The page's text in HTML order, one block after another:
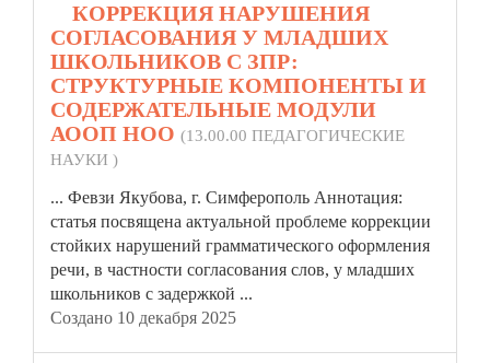
КОРРЕКЦИЯ НАРУШЕНИЯ
СОГЛАСОВАНИЯ У МЛАДШИХ
ШКОЛЬНИКОВ С ЗПР:
СТРУКТУРНЫЕ КОМПОНЕНТЫ И
СОДЕРЖАТЕЛЬНЫЕ МОДУЛИ
АООП НОО (13.00.00 ПЕДАГОГИЧЕСКИЕ
НАУКИ )
... Февзи Якубова, г. Симферополь Аннотация:
статья посвящена актуальной проблеме коррекции
стойких нарушений грамматического оформления
речи, в частности согласования слов, у младших
школьников с задержкой ...
Создано 10 декабря 2025